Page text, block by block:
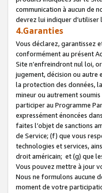
communication à aucun de
devrez lui indiquer d’utiliser
4.Garanties
Vous déclarez, garantissez
conformément au présent
Site n’enfreindront nul loi,
jugement, décision ou autre
la protection des données,
mineur ou autrement
participer au Programme
expressément énoncées
faites l’objet de sanctions
de Service; (f) que vous
technologies et services,
droit américain; et (g) que
Vous pouvez mettre à jour
Nous ne formulons aucune
moment de votre